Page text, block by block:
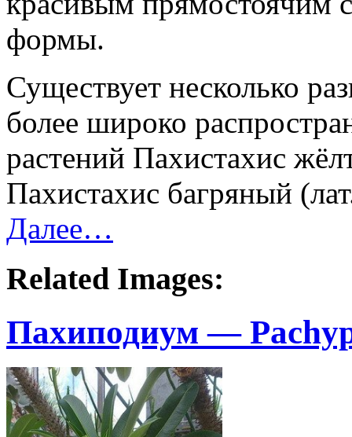
формы.
Существует несколько
более широко
растений Пахистахис
Пахистахис багряный
Далее…
Related Images:
Пахиподиум —